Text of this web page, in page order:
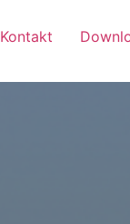
Kontakt